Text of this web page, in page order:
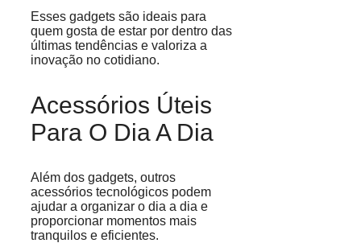
Esses gadgets são ideais para
quem gosta de estar por dentro das
últimas tendências e valoriza a
inovação no cotidiano.
Acessórios Úteis
Para O Dia A Dia
Além dos gadgets, outros
acessórios tecnológicos podem
ajudar a organizar o dia a dia e
proporcionar momentos mais
tranquilos e eficientes.